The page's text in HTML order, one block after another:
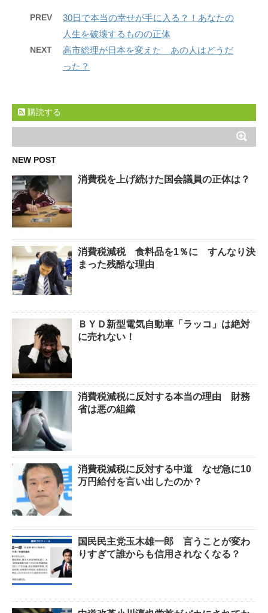
PREV
30日で本当の幸せが手に入る？！あなたの
人生を破壊するものの正体
NEXT
高市総理が日本を変えた あの人はどうだ
った？
購読する
NEW POST
消費税を上げ続けた国会議員の正体は？
消費税減税 食料品を1％に すんなり決
まった残酷な理由
ＢＹＤ新型電気自動車「ラッコ」は絶対
に売れない！
消費税減税に反対する本当の理由 財務
省は悪の組織
消費税減税に反対する中道 なぜ急に10
万円給付を言い出したのか？
国民民主党玉木雄一郎 言うことが変わ
りすぎて誰からも信用されなくなる？